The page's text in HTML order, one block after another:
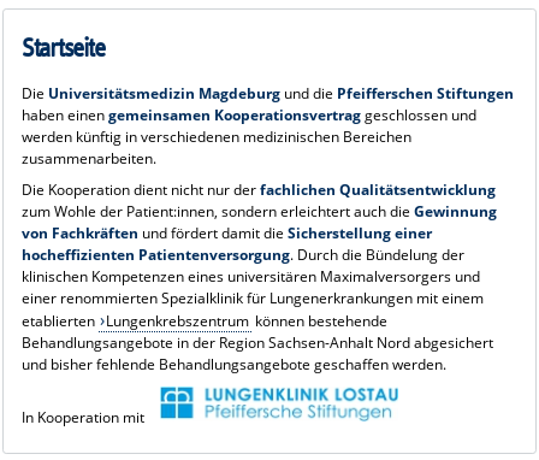
- Abteilung Thoraxchirurgie -
Startseite
Die Universitätsmedizin Magdeburgund die Pfeifferschen Stiftungen
haben einengemeinsamen Kooperationsvertraggeschlossen und
werden künftig in verschiedenen medizinischen Bereichen
zusammenarbeiten.
Die Kooperation dient nicht nur derfachlichen Qualitätsentwicklung
zum Wohle der Patient:innen, sondern erleichtert auch die Gewinnung
von Fachkräften und fördert damit die Sicherstellung einer
hocheffizienten Patientenversorgung. Durch die Bündelung der
klinischen Kompetenzen eines universitären Maximalversorgers und
einer renommierten Spezialklinik für Lungenerkrankungen mit einem
etablierten Lungenkrebszentrum können bestehende
Behandlungsangebote in der Region Sachsen-Anhalt Nord abgesichert
und bisher fehlende Behandlungsangebote geschaffen werden.
In Kooperation mit